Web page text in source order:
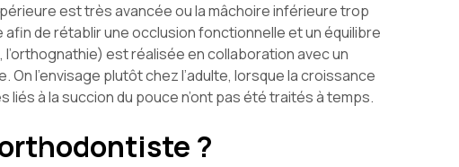
est très avancée ou la mâchoire inférieure trop
de rétablir une occlusion fonctionnelle et un équilibre
est réalisée en collaboration avec un
l’envisage plutôt chez l’adulte, lorsque la croissance
à la succion du pouce n’ont pas été traités à temps.
?